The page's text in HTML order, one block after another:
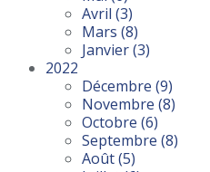
Avril (3)
Mars (8)
Janvier(3)
2022
Décembre (9)
Novembre (8)
Octobre (6)
Septembre (8)
Août(5)